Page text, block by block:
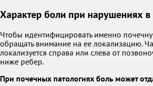
Характер боли при нарушениях в
Чтобы идентифицировать именно
обращать внимание на ее локализацию.
локализуется справа или слева от
ниже ребер.
При почечных патологиях боль может